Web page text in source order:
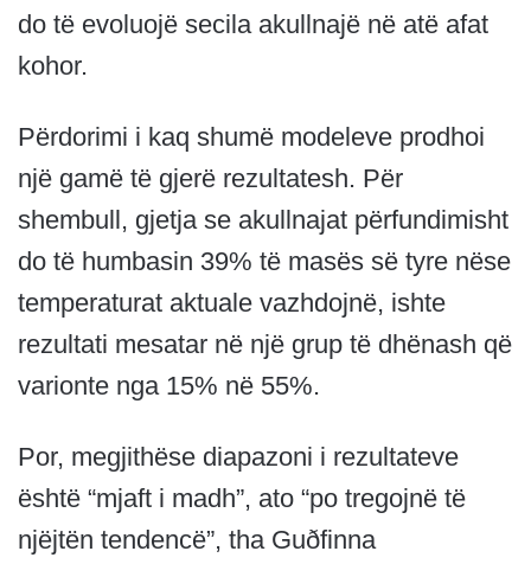
do të evoluojë secila akullnajë në atë afat
kohor.
Përdorimi i kaq shumë modeleve prodhoi
një gamë të gjerë rezultatesh. Për
shembull, gjetja se akullnajat përfundimisht
do të humbasin 39% të masës së tyre nëse
temperaturat aktuale vazhdojnë, ishte
rezultati mesatar në një grup të dhënash që
varionte nga 15% në 55%.
Por, megjithëse diapazoni i rezultateve
është “mjaft i madh”, ato “po tregojnë të
njëjtën tendencë”, tha Guðfinna